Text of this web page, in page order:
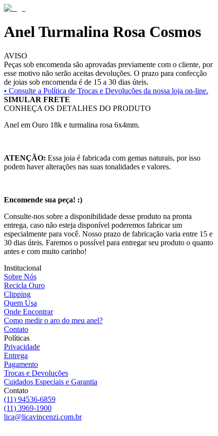
Anel Turmalina Rosa Cosmos
AVISO
Peças sob encomenda são aprovadas previamente com o cliente, por
esse motivo não serão aceitas devoluções. O prazo para confecção
de joias sob encomenda é de 15 a 30 dias úteis.
• Consulte a Política de Trocas e Devoluções da nossa loja on-line.
SIMULAR FRETE
CONHEÇA OS DETALHES DO PRODUTO
Anel em Ouro 18k e turmalina rosa 6x4mm.
ATENÇÃO: Essa joia é fabricada com gemas naturais, por isso
podem haver alterações nas suas tonalidades e valores.
Encomende sua peça! :)
Consulte-nos sobre a disponibilidade desse produto na pronta
entrega, caso não esteja disponível poderemos fabricar um
especialmente para você. Nosso prazo de fabricação varia entre 15 e
30 dias úteis. Faremos o possível para entregar seu produto o quanto
antes e com muito carinho!
Institucional
Sobre Nós
Recicla Ouro
Clipping
Quem Usa
Onde Encontrar
Como medir o aro do meu anel?
Contato
Políticas
Privacidade
Entrega
Pagamento
Trocas e Devoluções
Cuidados Especiais e Garantia
Contato
(11) 94536-6859
(11) 3969-1900
lica@licavincenzi.com.br